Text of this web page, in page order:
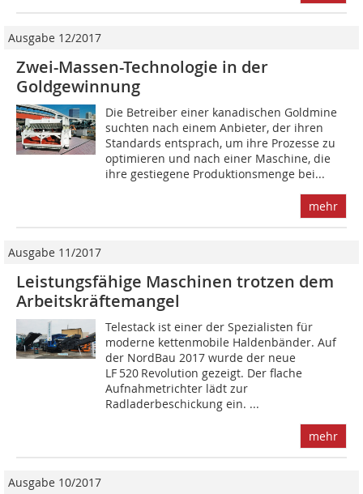
Ausgabe 12/2017
Zwei-Massen-Technologie in der
Goldgewinnung
Die Betreiber einer kanadischen Goldmine
suchten nach einem Anbieter, der ihren
Standards entsprach, um ihre Prozesse zu
optimieren und nach einer Maschine, die
ihre ­gestiegene Produktionsmenge bei...
mehr
Ausgabe 11/2017
Leistungsfähige Maschinen trotzen dem
Arbeitskräftemangel
Telestack ist einer der Spezialisten für
moderne kettenmobile Haldenbänder. Auf
der NordBau 2017 wurde der neue
LF 520 Revolution gezeigt. Der flache
Aufnahmetrichter lädt zur
Radladerbeschickung ein. ...
mehr
Ausgabe 10/2017